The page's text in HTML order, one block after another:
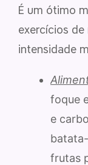
É um ótimo
exercícios
intensidade
foque
e
frutas